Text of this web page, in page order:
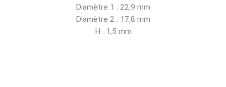
Diamètre 1 : 22,9 mm
Diamètre 2 : 17,8 mm
H : 1,5 mm